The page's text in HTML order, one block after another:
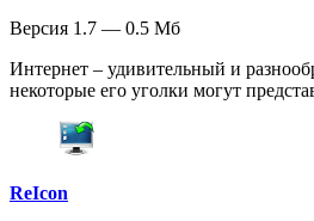
Версия 1.7 — 0.5 Мб
Интернет – удивительный и
некоторые его уголки могут
ReIcon